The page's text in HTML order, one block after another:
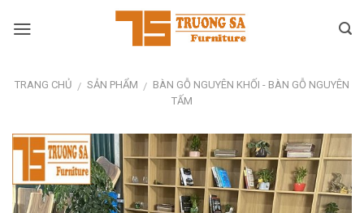
TRANG CHỦ / SẢN PHẨM / BÀN GỖ NGUYÊN KHỐI - BÀN GỖ NGUYÊN
TẤM